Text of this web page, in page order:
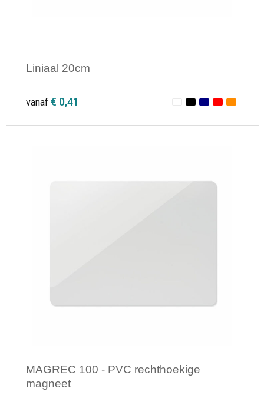
Liniaal 20cm
vanaf € 0,41
MAGREC 100 - PVC rechthoekige
magneet